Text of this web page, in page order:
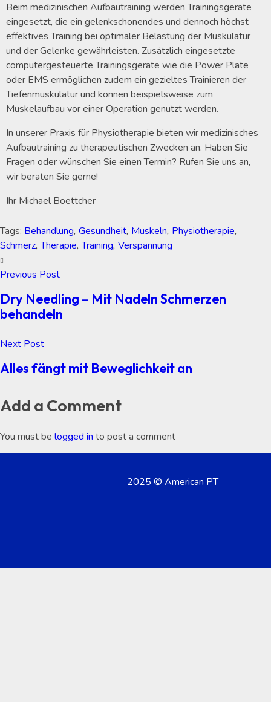
Beim medizinischen Aufbautraining werden Trainingsgeräte
eingesetzt, die ein gelenkschonendes und dennoch höchst
effektives Training bei optimaler Belastung der Muskulatur
und der Gelenke gewährleisten. Zusätzlich eingesetzte
computergesteuerte Trainingsgeräte wie die Power Plate
oder EMS ermöglichen zudem ein gezieltes Trainieren der
Tiefenmuskulatur und können beispielsweise zum
Muskelaufbau vor einer Operation genutzt werden.
In unserer Praxis für Physiotherapie bieten wir medizinisches
Aufbautraining zu therapeutischen Zwecken an. Haben Sie
Fragen oder wünschen Sie einen Termin? Rufen Sie uns an,
wir beraten Sie gerne!
Ihr Michael Boettcher
Tags: Behandlung, Gesundheit, Muskeln, Physiotherapie,
Schmerz,Therapie,Training, Verspannung
Previous Post
Dry Needling – Mit Nadeln Schmerzen
behandeln
Next Post
Alles fängt mit Beweglichkeit an
Add a Comment
You must be logged in to post a comment
2025 © American PT